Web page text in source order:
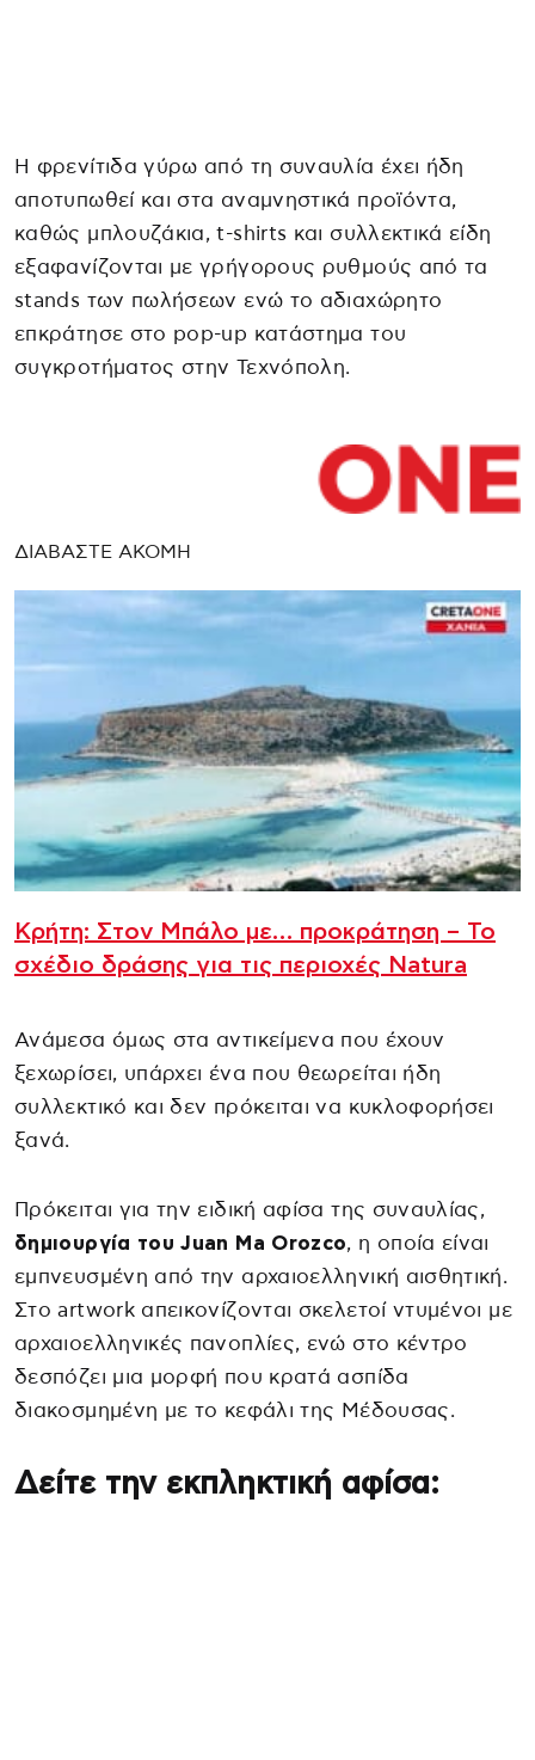
Η φρενίτιδα γύρω από τη συναυλία έχει ήδη
αποτυπωθεί και στα αναμνηστικά προϊόντα,
καθώς μπλουζάκια, t-shirts και συλλεκτικά είδη
εξαφανίζονται με γρήγορους ρυθμούς από τα
stands των πωλήσεων ενώ το αδιαχώρητο
επκράτησε στο pop-up κατάστημα του
συγκροτήματος στην Τεχνόπολη.
ΔΙΑΒΑΣΤΕ ΑΚΟΜΗ
Κρήτη: Στον Μπάλο με… προκράτηση – Το
σχέδιο δράσης για τις περιοχές Natura
Ανάμεσα όμως στα αντικείμενα που έχουν
ξεχωρίσει, υπάρχει ένα που θεωρείται ήδη
συλλεκτικό και δεν πρόκειται να κυκλοφορήσει
ξανά.
Πρόκειται για την ειδική αφίσα της συναυλίας,
δημιουργία του Juan Ma Orozco, η οποία είναι
εμπνευσμένη από την αρχαιοελληνική αισθητική.
Στο artwork απεικονίζονται σκελετοί ντυμένοι με
αρχαιοελληνικές πανοπλίες, ενώ στο κέντρο
δεσπόζει μια μορφή που κρατά ασπίδα
διακοσμημένη με το κεφάλι της Μέδουσας.
Δείτε την εκπληκτική αφίσα: